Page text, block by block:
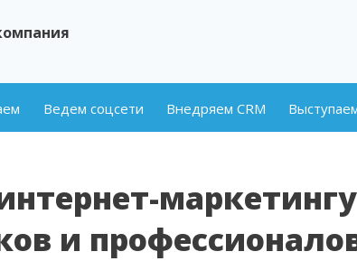
Ведем соцсети Внедряем CRM
маркетингу
и